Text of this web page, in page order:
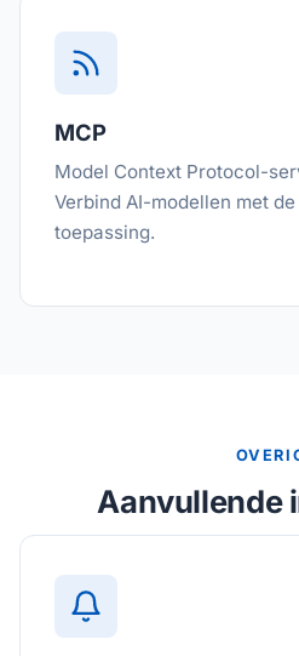
MCP
Model Context Protocol-
Verbind AI-modellen met
toepassing.
Aanvullende